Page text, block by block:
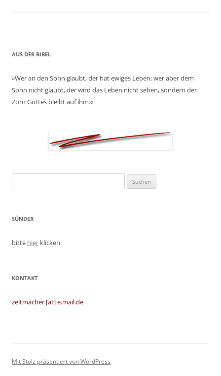
AUS DER BIBEL
»Wer an den Sohn glaubt, der hat ewiges Leben; wer aber dem
Sohn nicht glaubt, der wird das Leben nicht sehen, sondern der
Zorn Gottes bleibt auf ihm.«
nach:
SÜNDER
bitte hier klicken.
KONTAKT
zeltmacher [at] e.mail.de
Mit Stolz präsentiert von WordPress